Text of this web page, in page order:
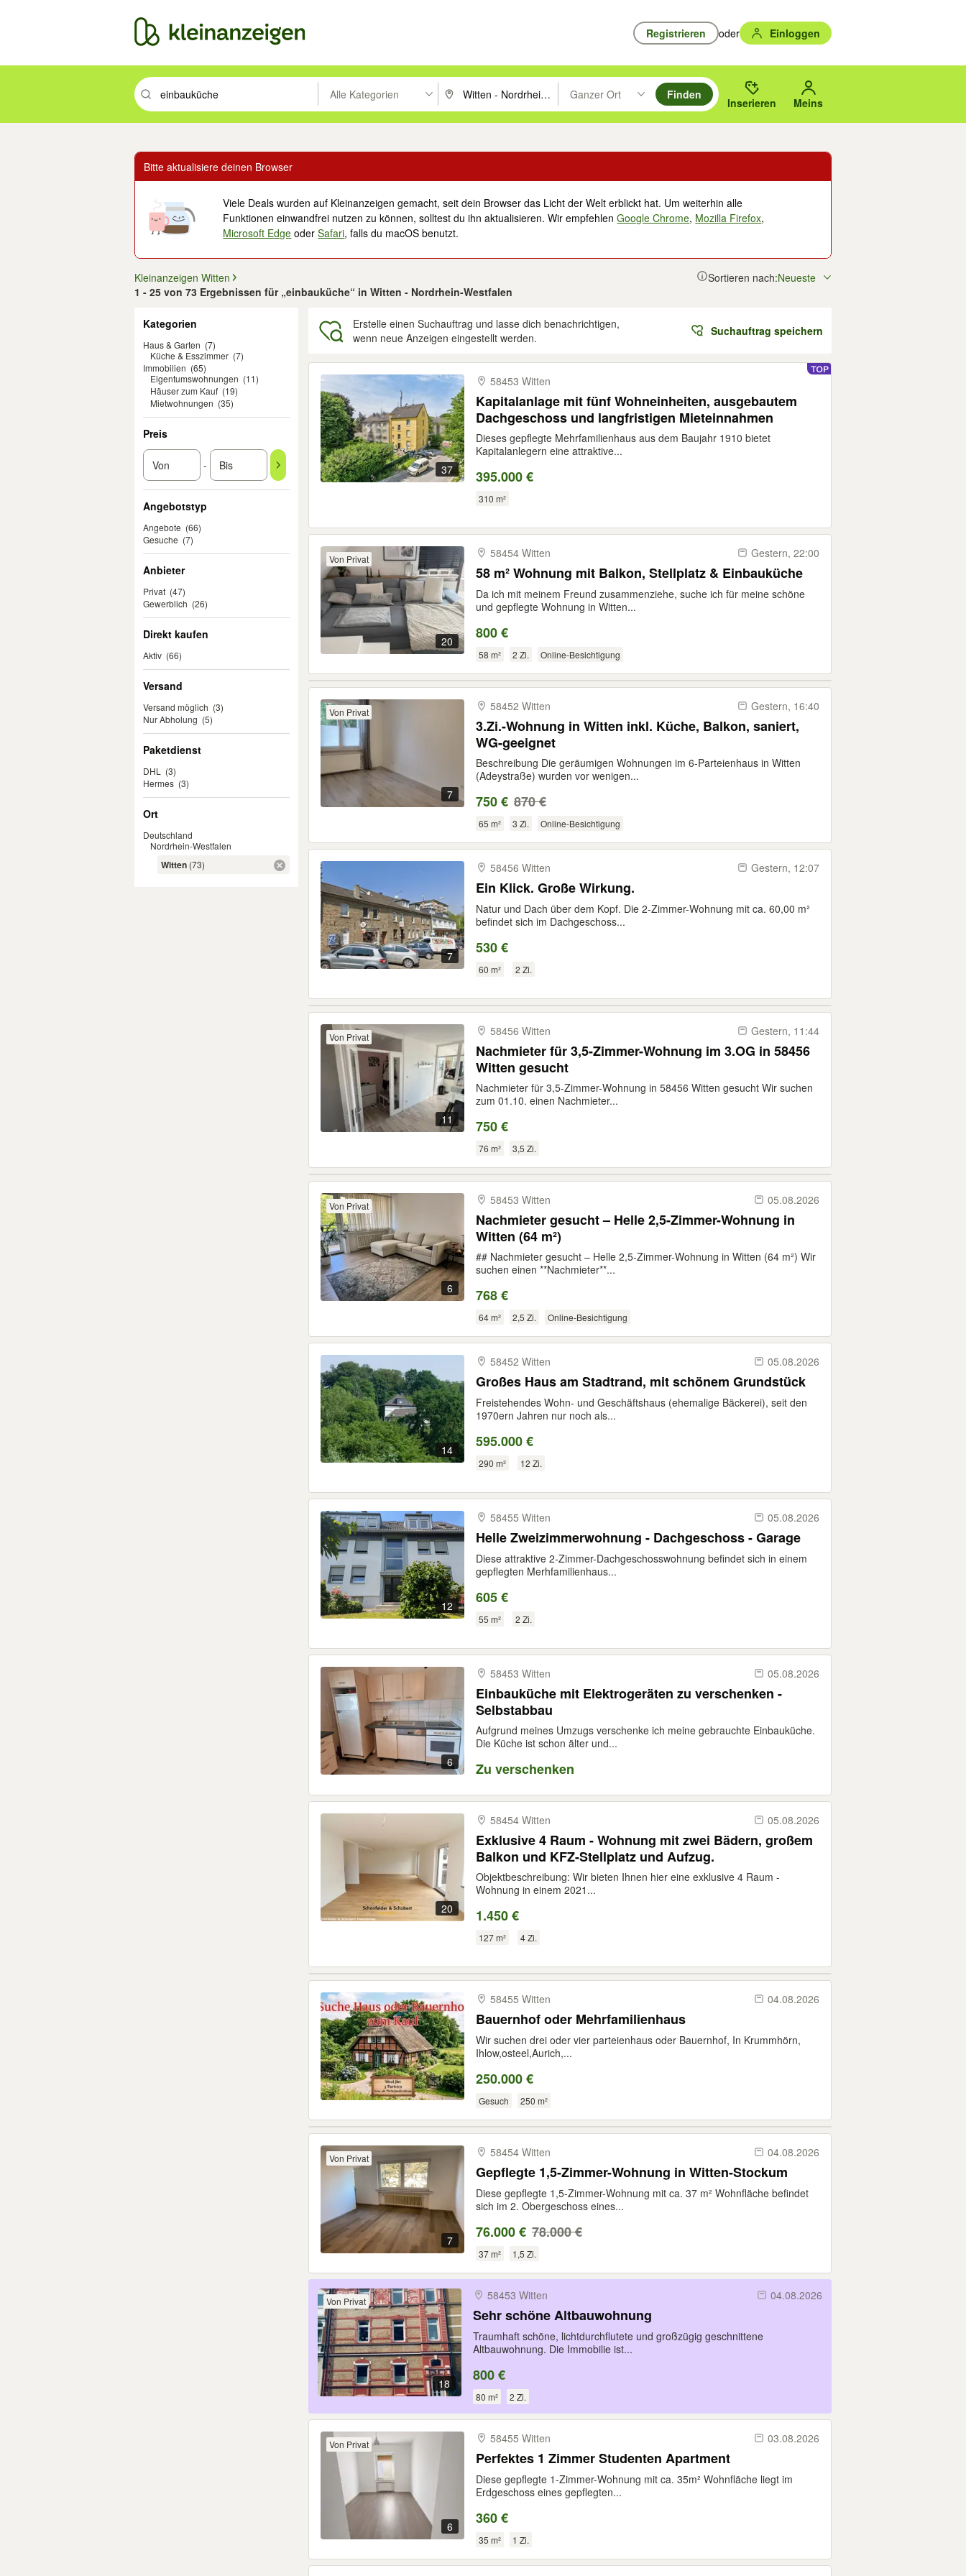
Registrieren oder Einloggen
Suchbegriff eingeben. Eingabetaste drücken um zu suchen, oder Vorschläge mit den Pfeiltasten nach oben/unten durchsuchen und mit Eingabetaste auswählen.
Alle Kategorien PLZ oder Ort eingeben. Eingabetaste drücken um zu suchen, oder Vorschläge mit den Pfeiltasten nach oben/
Ganzer Ort
Suche im Umkreis des gewählten Orts oder PLZ.
Finden
Inserieren Meins
Bitte aktualisiere deinen Browser
Viele Deals wurden auf Kleinanzeigen gemacht, seit dein Browser das Licht der Welt erblickt hat. Um weiterhin alle
Funktionen einwandfrei nutzen zu können, solltest du ihn aktualisieren. Wir empfehlenGoogle Chrome, Mozilla Firefox,
Microsoft Edge oderSafari, falls du macOS benutzt.
Kleinanzeigen Witten
1 - 25 von 73 Ergebnissen für „einbauküche“ in Witten - Nordrhein-Westfalen
Sortieren nach:Neueste
Kategorien
Haus & Garten (7)
Küche & Esszimmer (7)
Immobilien (65)
Eigentumswohnungen (11)
Häuser zum Kauf (19)
Mietwohnungen (35)
Preis
-
Angebotstyp
Angebote (66)
Gesuche (7)
Anbieter
Privat (47)
Gewerblich (26)
Direkt kaufen
Aktiv (66)
Versand
Versand möglich (3)
Nur Abholung (5)
Paketdienst
DHL
(3)
Hermes (3)
Ort
Deutschland
Nordrhein-Westfalen
Witten (73)
Erstelle einen Suchauftrag und lasse dich benachrichtigen,
wenn neue Anzeigen eingestellt werden.
Suchauftrag speichern
37
58453 Witten
Kapitalanlage mit fünf Wohneinheiten, ausgebautem
Dachgeschoss und langfristigen Mieteinnahmen
Dieses gepflegte Mehrfamilienhaus aus dem Baujahr 1910 bietet
Kapitalanlegern eine attraktive...
395.000 €
310 m²
20
Von Privat 58454 Witten Gestern, 22:00
58 m² Wohnung mit Balkon, Stellplatz & Einbauküche
Da ich mit meinem Freund zusammenziehe, suche ich für meine schöne
und gepflegte Wohnung in Witten...
800 €
58 m² 2 Zi. Online-Besichtigung
7
Von Privat 58452 Witten Gestern, 16:40
3.Zi.-Wohnung in Witten inkl. Küche, Balkon, saniert,
WG-geeignet
Beschreibung Die geräumigen Wohnungen im 6-Parteienhaus in Witten
(Adeystraße) wurden vor wenigen...
750 € 870 €
65 m² 3 Zi. Online-Besichtigung
7
58456 Witten Gestern, 12:07
Ein Klick. Große Wirkung.
Natur und Dach über dem Kopf. Die 2-Zimmer-Wohnung mit ca. 60,00 m²
befindet sich im Dachgeschoss...
530 €
60 m² 2 Zi.
11
Von Privat 58456 Witten Gestern, 11:44
Nachmieter für 3,5-Zimmer-Wohnung im 3.OG in 58456
Witten gesucht
Nachmieter für 3,5-Zimmer-Wohnung in 58456 Witten gesucht Wir suchen
zum 01.10. einen Nachmieter...
750 €
76 m² 3,5 Zi.
6
Von Privat 58453 Witten 05.08.2026
Nachmieter gesucht – Helle 2,5-Zimmer-Wohnung in
Witten (64 m²)
## Nachmieter gesucht – Helle 2,5-Zimmer-Wohnung in Witten (64 m²) Wir
suchen einen **Nachmieter**...
768 €
64 m² 2,5 Zi. Online-Besichtigung
14
58452 Witten 05.08.2026
Großes Haus am Stadtrand, mit schönem Grundstück
Freistehendes Wohn- und Geschäftshaus (ehemalige Bäckerei), seit den
1970ern Jahren nur noch als...
595.000 €
290 m² 12 Zi.
12
58455 Witten 05.08.2026
Helle Zweizimmerwohnung - Dachgeschoss - Garage
Diese attraktive 2-Zimmer-Dachgeschosswohnung befindet sich in einem
gepflegten Merhfamilienhaus...
605 €
55 m² 2 Zi.
6
58453 Witten 05.08.2026
Einbauküche mit Elektrogeräten zu verschenken -
Selbstabbau
Aufgrund meines Umzugs verschenke ich meine gebrauchte Einbauküche.
Die Küche ist schon älter und...
Zu verschenken
20
58454 Witten 05.08.2026
Exklusive 4 Raum - Wohnung mit zwei Bädern, großem
Balkon und KFZ-Stellplatz und Aufzug.
Objektbeschreibung: Wir bieten Ihnen hier eine exklusive 4 Raum -
Wohnung in einem 2021...
1.450 €
127 m² 4 Zi.
58455 Witten 04.08.2026
Bauernhof oder Mehrfamilienhaus
Wir suchen drei oder vier parteienhaus oder Bauernhof, In Krummhörn,
Ihlow,osteel,Aurich,...
250.000 €
Gesuch 250 m²
7
Von Privat 58454 Witten 04.08.2026
Gepflegte 1,5-Zimmer-Wohnung in Witten-Stockum
Diese gepflegte 1,5-Zimmer-Wohnung mit ca. 37 m² Wohnfläche befindet
sich im 2. Obergeschoss eines...
76.000 € 78.000 €
37 m² 1,5 Zi.
18
Von Privat 58453 Witten 04.08.2026
Sehr schöne Altbauwohnung
Traumhaft schöne, lichtdurchflutete und großzügig geschnittene
Altbauwohnung. Die Immobilie ist...
800 €
80 m² 2 Zi.
6
Von Privat 58455 Witten 03.08.2026
Perfektes 1 Zimmer Studenten Apartment
Diese gepflegte 1-Zimmer-Wohnung mit ca. 35m² Wohnfläche liegt im
Erdgeschoss eines gepflegten...
360 €
35 m² 1 Zi.